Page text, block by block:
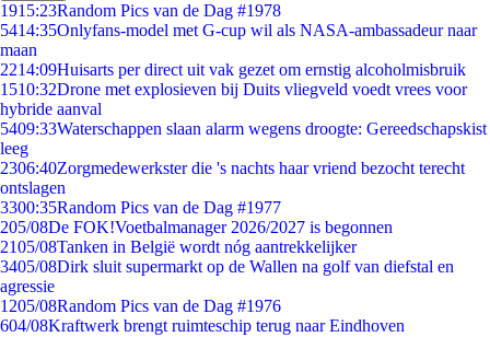
1915:23Random Pics van de Dag #1978
5414:35Onlyfans-model met G-cup wil als NASA-ambassadeur naar
maan
2214:09Huisarts per direct uit vak gezet om ernstig alcoholmisbruik
1510:32Drone met explosieven bij Duits vliegveld voedt vrees voor
hybride aanval
5409:33Waterschappen slaan alarm wegens droogte: Gereedschapskist
leeg
2306:40Zorgmedewerkster die 's nachts haar vriend bezocht terecht
ontslagen
3300:35Random Pics van de Dag #1977
205/08De FOK!Voetbalmanager 2026/2027 is begonnen
2105/08Tanken in België wordt nóg aantrekkelijker
3405/08Dirk sluit supermarkt op de Wallen na golf van diefstal en
agressie
1205/08Random Pics van de Dag #1976
604/08Kraftwerk brengt ruimteschip terug naar Eindhoven